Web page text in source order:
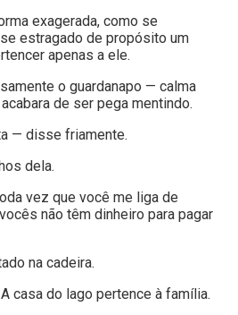
exagerada, como se
estragado de propósito um
apenas a ele.
o guardanapo — calma
de ser pega mentindo.
— disse friamente.
dela.
vez que você me liga de
não têm dinheiro para pagar
na cadeira.
casa do lago pertence à família.